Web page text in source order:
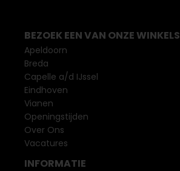
BEZOEK EEN VAN ONZE WINKELS
Apeldoorn
Breda
Capelle a/d IJssel
Eindhoven
Vianen
Openingstijden
Over Ons
Vacatures
INFORMATIE